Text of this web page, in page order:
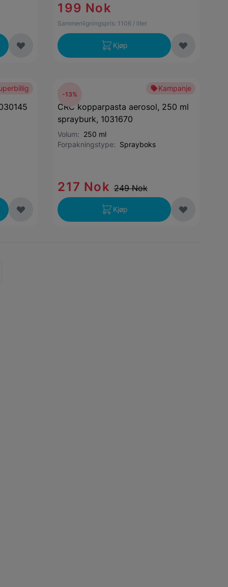
199 Nok
Sammenligningspris: 1106 / liter
Kjøp
Kampanje
CRC
CRC kopparpasta aerosol, 250 ml
sprayburk, 1031670
Volum: 250 ml
Forpakningstype: Sprayboks
217 Nok 249 Nok
-13%
Kjøp